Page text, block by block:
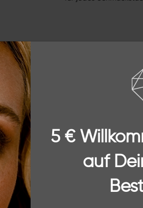
sind essenziell, während andere uns
5 €
auf